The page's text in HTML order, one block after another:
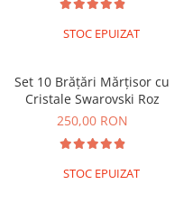
STOC EPUIZAT
Set 10 Brățări Mărțisor cu
Cristale Swarovski Roz
250,00 RON
STOC EPUIZAT